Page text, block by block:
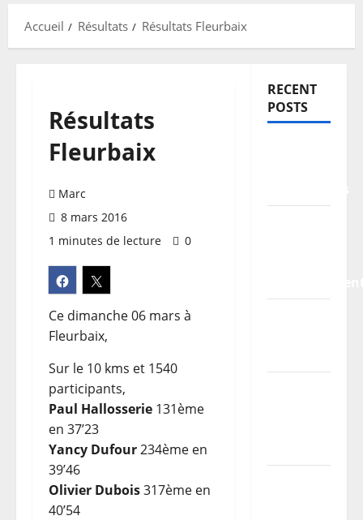
Accueil
Résultats Résultats Fleurbaix
Résultats
Fleurbaix
Marc
8 mars 2016
1 minutes de lecture
0
Ce dimanche 06 mars à
Fleurbaix,
Sur le 10 kms et 1540
participants,
Paul Hallosserie 131ème
en 37’23
Yancy Dufour234ème en
39’46
Olivier Dubois317ème en
40’54
RECENT
POSTS